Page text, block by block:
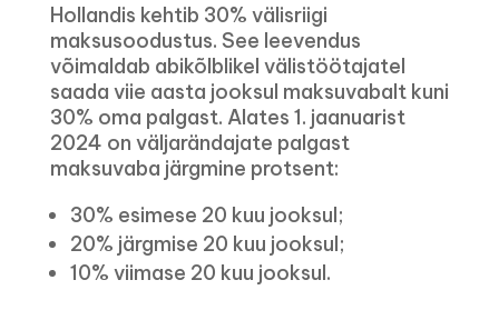
Hollandis kehtib 30% välisriigi
maksusoodustus. See leevendus
võimaldab abikõlblikel välistöötajatel
saada viie aasta jooksul maksuvabalt kuni
30% oma palgast. Alates 1. jaanuarist
2024 on väljarändajate palgast
maksuvaba järgmine protsent:
30% esimese 20 kuu jooksul;
20% järgmise 20 kuu jooksul;
10% viimase 20 kuu jooksul.